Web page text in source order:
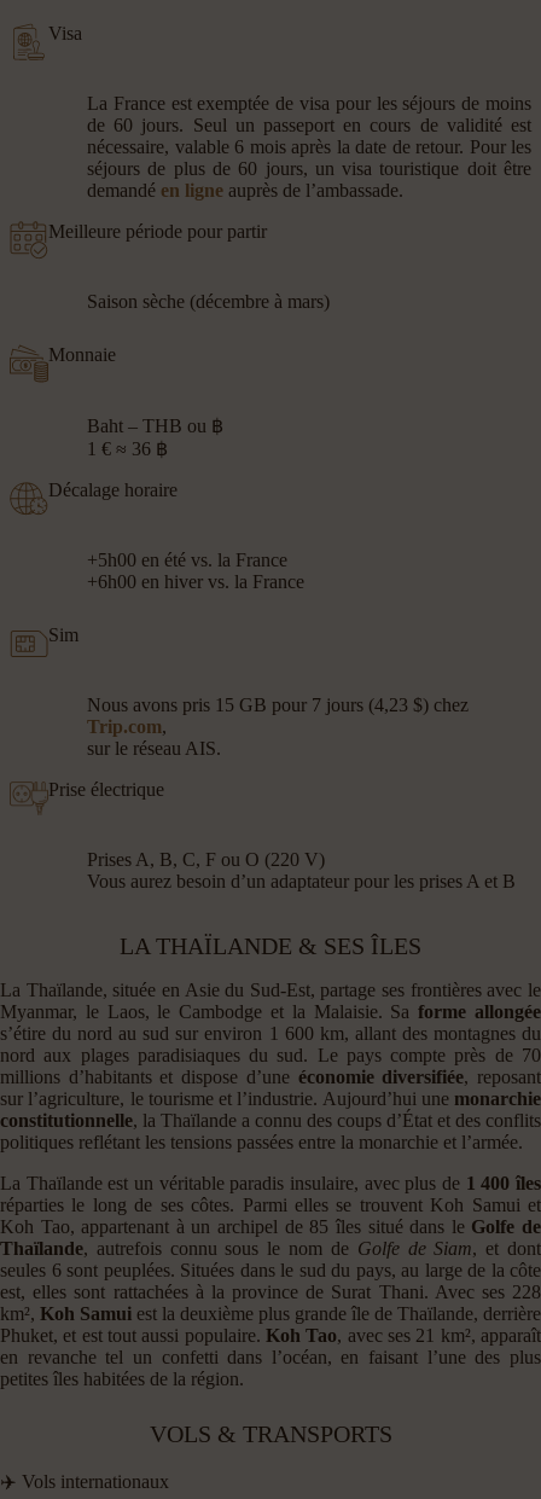
Visa
La France est exemptée de visa pour les séjours de moins
de 60 jours. Seul un passeport en cours de validité est
nécessaire, valable 6 mois après la date de retour. Pour les
séjours de plus de 60 jours, un visa touristique doit être
demandé en ligne auprès de l’ambassade.
Meilleure période pour partir
Saison sèche (décembre à mars)
Monnaie
Baht – THB ou ฿
1 € ≈ 36 ฿
Décalage horaire
+5h00 en été vs. la France
+6h00 en hiver vs. la France
Sim
Nous avons pris 15 GB pour 7 jours (4,23 $) chez
Trip.com,
sur le réseau AIS.
Prise électrique
Prises A, B, C, F ou O (220 V)
Vous aurez besoin d’un adaptateur pour les prises A et B
LA THAÏLANDE & SES ÎLES
La Thaïlande, située en Asie du Sud-Est, partage ses frontières avec le
Myanmar, le Laos, le Cambodge et la Malaisie. Saforme allongée
s’étire du nord au sud sur environ 1 600 km, allant des montagnes du
nord aux plages paradisiaques du sud. Le pays compte près de 70
millions d’habitants et dispose d’une économie diversifiée, reposant
sur l’agriculture, le tourisme et l’industrie. Aujourd’hui une monarchie
constitutionnelle, la Thaïlande a connu des coups d’État et des conflits
politiques reflétant les tensions passées entre la monarchie et l’armée.
La Thaïlande est un véritable paradis insulaire, avec plus de 1 400 îles
réparties le long de ses côtes. Parmi elles se trouvent Koh Samui et
Koh Tao, appartenant à un archipel de 85 îles situé dans le Golfe de
Thaïlande, autrefois connu sous le nom de Golfe de Siam, et dont
seules 6 sont peuplées. Situées dans le sud du pays, au large de la côte
est, elles sont rattachées à la province de Surat Thani. Avec ses 228
km², Koh Samui est la deuxième plus grande île de Thaïlande, derrière
Phuket, et est tout aussi populaire. Koh Tao, avec ses 21 km², apparaît
en revanche tel un confetti dans l’océan, en faisant l’une des plus
petites îles habitées de la région.
VOLS & TRANSPORTS
✈️ Vols internationaux